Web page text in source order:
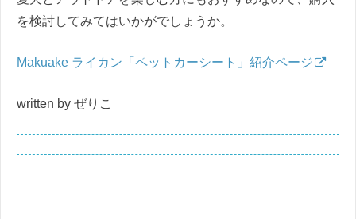
を検討してみてはいかがでしょうか。
Makuake ライカン「ペットカーシート」紹介ページ
written by ぜりこ